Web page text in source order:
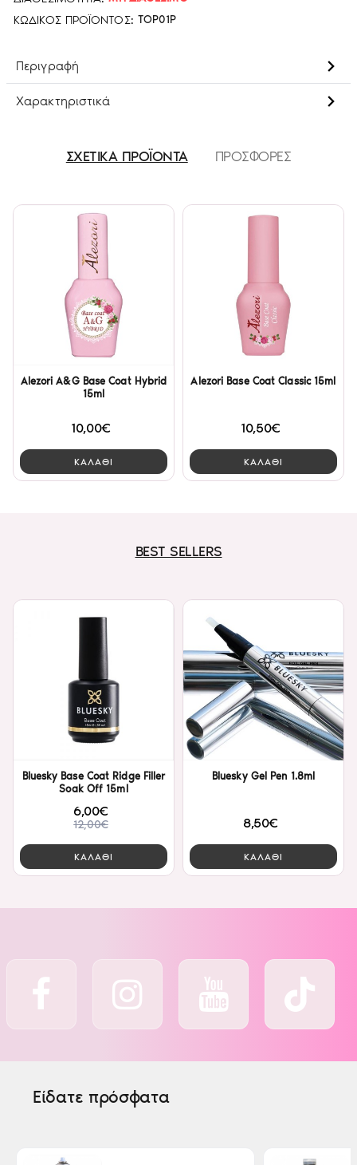
ΚΩΔΙΚΌΣ ΠΡΟΪΌΝΤΟΣ: TOP01P
Περιγραφή
Χαρακτηριστικά
ΣΧΕΤΙΚΑ ΠΡΟΪΟΝΤΑ ΠΡΟΣΦΟΡΕΣ
Alezori A&G Base Coat Hybrid
15ml
10,00€
ΚΑΛΑΘΙ
Alezori Base Coat Classic 15ml
10,50€
ΚΑΛΑΘΙ
BEST SELLERS
Bluesky Base Coat Ridge Filler
Soak Off 15ml
6,00€
12,00€
ΚΑΛΑΘΙ
Bluesky Gel Pen 1.8ml
8,50€
ΚΑΛΑΘΙ
Είδατε πρόσφατα